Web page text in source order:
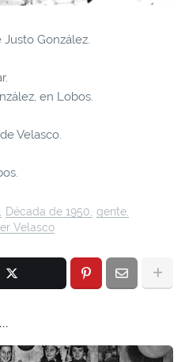
González.
en Lobos.
Velasco.
Década de 1950 gente
Velasco